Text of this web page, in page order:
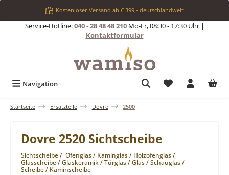
Zum Hauptinhalt springenKostenloser Versand ab € 399,- deutschlandweit
Service-Hotline:040 - 28 48 48 210Mo-Fr, 08:30 - 17:30 Uhr |
Kontaktformular
Navigation Du hast 0
Startseite Ersatzteile Dovre 2500
Dovre 2520 Sichtscheibe
Sichtscheibe / Ofenglas / Kaminglas / Holzofenglas /
Glasscheibe / Glaskeramik / Türglas / Glas / Schauglas /
Scheibe / Kaminscheibe